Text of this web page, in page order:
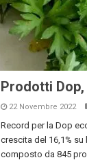
Prodotti
22 Novembre 2022
Record per la Dop
crescita del 16,1% su
composto da 845